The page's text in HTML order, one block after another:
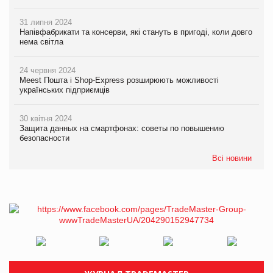
31 липня 2024
Напівфабрикати та консерви, які стануть в пригоді, коли довго
нема світла
24 червня 2024
Meest Пошта і Shop-Express розширюють можливості
українських підприємців
30 квітня 2024
Защита данных на смартфонах: советы по повышению
безопасности
Всі новини